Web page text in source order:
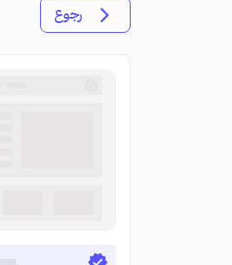
رجوع